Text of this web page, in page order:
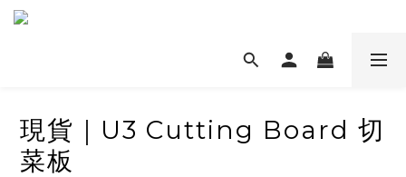
現貨｜U3 Cutting Board 切
菜板